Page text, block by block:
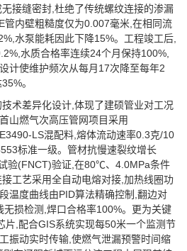
接缝密封,杜绝了传统螺纹连接的渗漏
管内壁粗糙度仅为0.007毫米,在相同流
水泵能耗因此下降15%。工程竣工后,
水质合格率连续24个月保持100%,
计使维护频次从每月17次降至每年2
。
技术差异化设计,体现了建硕管业对工况
山燃气次高压管网项目采用
LS混配料,熔体流动速率0.3克/10
标准一级。管材抗慢速裂纹增长
验(FNCT)验证,在80℃、4.0MPa条件
工艺采用全自动电熔对接,加热线圈功
温度曲线由PID算法精确控制,翻边对
损检测,焊口合格率100%。更为关键
片,配合GIS系统实现每50米一个监测节
振动实时传输,使燃气泄漏预警时间缩